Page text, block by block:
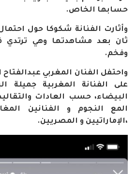
حسابها الخاص.
وأثارت الفنانة شكوكا حول
ثان بعد مشاهدتها وهي
وفخم.
واحتفل الفنان المغربي عبدالفتاح
على الفنانة المغربية جميلة
البيضاء، حسب العادات
المع النجوم و الفنانين
،الإماراتيين و المصريين.